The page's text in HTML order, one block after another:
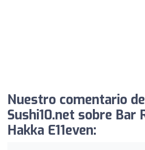
Nuestro comentario
Sushi10.net sobre Bar
Hakka E11even: